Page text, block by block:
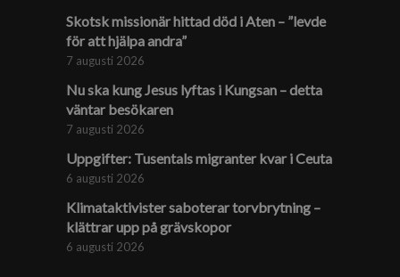
Skotsk missionär hittad död i Aten – ”levde
för att hjälpa andra”
7 augusti 2026
Nu ska kung Jesus lyftas i Kungsan – detta
väntar besökaren
7 augusti 2026
Uppgifter: Tusentals migranter kvar i Ceuta
6 augusti 2026
Klimat­aktivister saboterar torv­brytning –
klättrar upp på gräv­skopor
6 augusti 2026